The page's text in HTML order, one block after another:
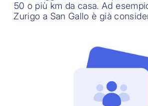
50 o più km da casa. Ad
Zurigo a San Gallo è già